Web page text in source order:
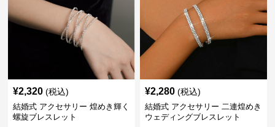
¥2,320 (税込)
結婚式 アクセサリー 煌めき輝く
螺旋ブレスレット
¥2,280 (税込)
結婚式 アクセサリー 二連煌めき
ウェディングブレスレット